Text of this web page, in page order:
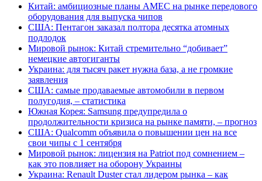
Китай: амбициозные планы AMEC на рынке передового
оборудования для выпуска чипов
США: Пентагон заказал полтора десятка атомных
подлодок
Мировой рынок: Китай стремительно “добивает”
немецкие автогиганты
Украина: для тысяч ракет нужна база, а не громкие
заявления
США: самые продаваемые автомобили в первом
полугодия, – статистика
Южная Корея: Samsung предупредила о
продолжительности кризиса на рынке памяти, – прогноз
США: Qualcomm объявила о повышении цен на все
свои чипы с 1 сентября
Мировой рынок: лицензия на Patriot под сомнением –
как это повлияет на оборону Украины
Украина: Renault Duster стал лидером рынка – как